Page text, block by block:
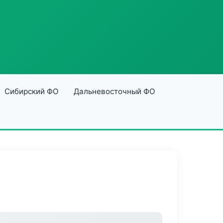
Сибирский ФО Дальневосточный ФО